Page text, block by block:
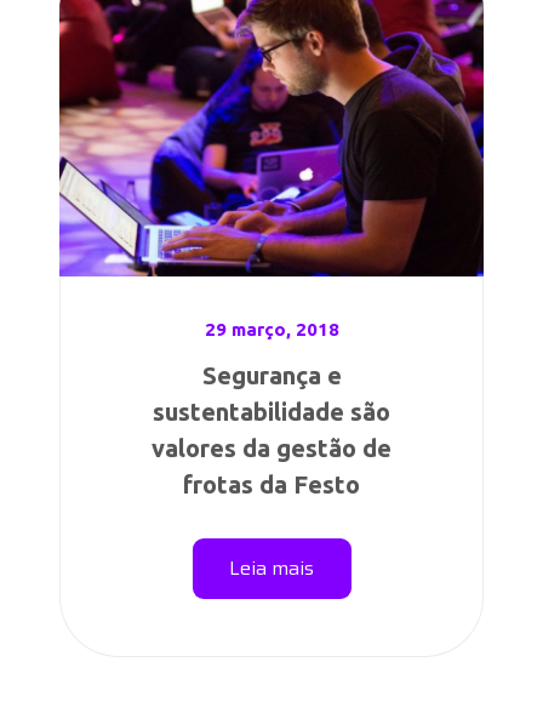
29 março, 2018
Segurança e
sustentabilidade são
valores da gestão de
frotas da Festo
Leia mais